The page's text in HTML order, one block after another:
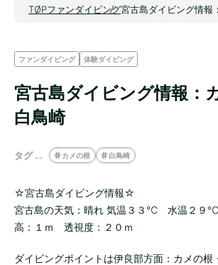
TOPファンダイビング宮古島ダイビング情報
ファンダイビング 体験ダイビング
宮古島ダイビング情報：
白鳥崎
タグ … カメの根 白鳥崎
☆宮古島ダイビング情報☆
宮古島の天気：晴れ 気温３３℃ 水温２
高：１ｍ 透視度：２０ｍ
ダイビングポイントは伊良部方面：カメの根